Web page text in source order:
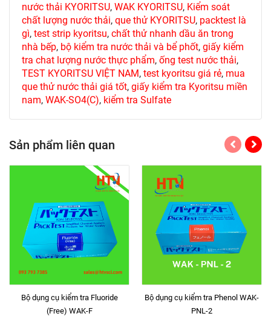
nước thải KYORITSU, WAK KYORITSU, Kiểm soát
chất lượng nước thải, que thử KYORITSU, packtest là
gì, test strip kyoritsu, chất thử nhanh dầu ăn trong
nhà bếp, bộ kiểm tra nước thải và bể phốt, giấy kiểm
tra chat lượng nước thực phẩm, ống test nước thải,
TEST KYORITSU VIỆT NAM, test kyoritsu giá rẻ, mua
que thử nước thải giá tốt, giấy kiểm tra Kyoritsu miền
nam, WAK-SO4(C), kiểm tra Sulfate
Sản phẩm liên quan
Bộ dụng cụ kiểm tra Fluoride
(Free) WAK-F
Bộ dụng cụ kiểm tra Phenol WAK-
PNL-2